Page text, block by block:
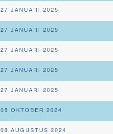
27 JANUARI 2025
27 JANUARI 2025
27 JANUARI 2025
27 JANUARI 2025
27 JANUARI 2025
05 OKTOBER 2024
08 AUGUSTUS 2024